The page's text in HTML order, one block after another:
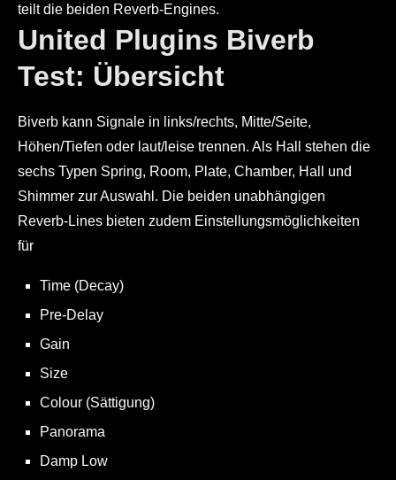
teilt die beiden Reverb-Engines.
United Plugins Biverb
Test: Übersicht
Biverb kann Signale in links/rechts, Mitte/Seite,
Höhen/Tiefen oder laut/leise trennen. Als Hall stehen die
sechs Typen Spring, Room, Plate, Chamber, Hall und
Shimmer zur Auswahl. Die beiden unabhängigen
Reverb-Lines bieten zudem Einstellungsmöglichkeiten
für
Time (Decay)
Pre-Delay
Gain
Size
Colour (Sättigung)
Panorama
Damp Low